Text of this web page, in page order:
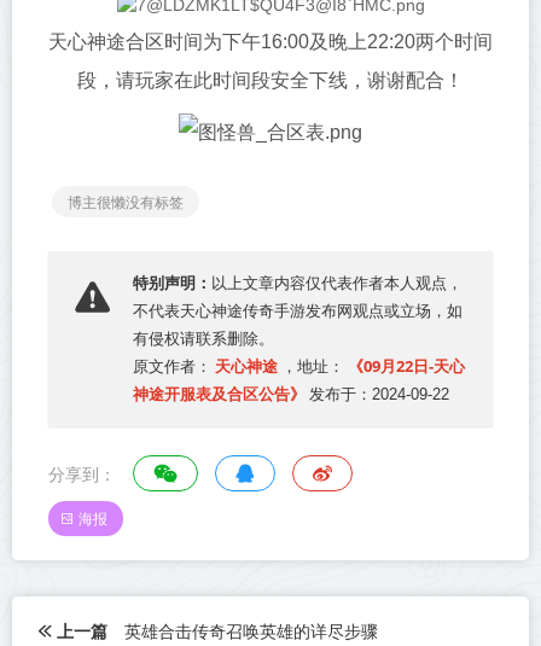
天心神途合区时间为下午16:00及晚上22:20两个时间
段，请玩家在此时间段安全下线，谢谢配合！
博主很懒没有标签
特别声明： 以上文章内容仅代表作者本人观点，
不代表天心神途传奇手游发布网观点或立场，如
有侵权请联系删除。
原文作者： 天心神途 ，地址：
《09月22日-天心
神途开服表及合区公告》
发布于：2024-09-22
分享到：
海报
上一篇 英雄合击传奇召唤英雄的详尽步骤